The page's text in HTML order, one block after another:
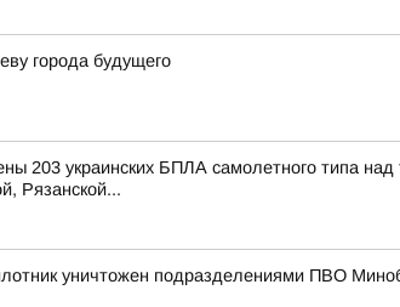
города будущего
203 украинских БПЛА самолетного типа
Рязанской...
уничтожен подразделениями ПВО